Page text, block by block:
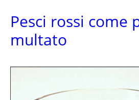
Pesci rossi come
multato